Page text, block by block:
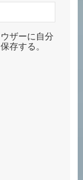
ザーに自分
存する。